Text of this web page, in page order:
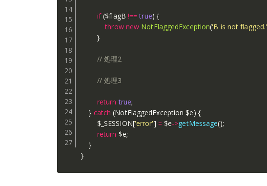
if ($flagB !== true) {
throw new NotFlaggedException('B is not flagged.'
}
// 処理2
// 処理3
return true;
} catch (NotFlaggedException $e) {
$_SESSION['error'] = $e->getMessage();
return $e;
}
}